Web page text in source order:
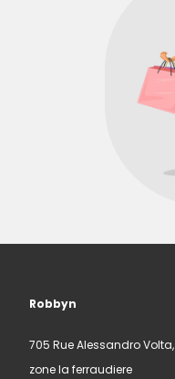
Robbyn
705 Rue Alessandro Volta,
zone la ferraudiere